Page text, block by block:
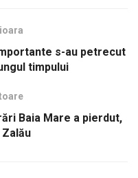
s-au petrecut
timpului
Baia Mare a pierdut,
Zalău